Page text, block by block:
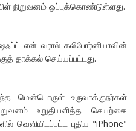
நிறுவனம் ஒப்புக்கொண்டுள்ளது.
என்பவரால் கலிபோர்னியாவின்
தாக்கல் செய்யப்பட்டது.
மென்பொருள் உருவாக்குநர்கள்
உறுதியளித்த செயற்கை
வெளியிடப்பட்ட புதிய "iPhone"